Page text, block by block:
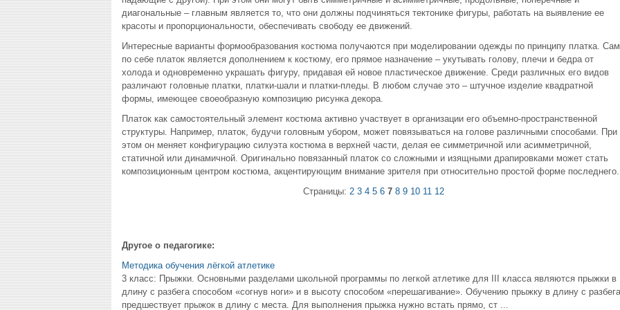
диагональные – главным является то, что они должны подчиняться тектонике фигуры, работать на выявление ее
красоты и пропорциональности, обеспечивать свободу ее движений.
Интересные варианты формообразования костюма получаются при моделировании одежды по принципу платка. Сам
по себе платок является дополнением к костюму, его прямое назначение – укутывать голову, плечи и бедра от
холода и одновременно украшать фигуру, придавая ей новое пластическое движение. Среди различных его видов
различают головные платки, платки-шали и платки-пледы. В любом случае это – штучное изделие квадратной
формы, имеющее своеобразную композицию рисунка декора.
Платок как самостоятельный элемент костюма активно участвует в организации его объемно-пространственной
структуры. Например, платок, будучи головным убором, может повязываться на голове различными способами. При
этом он меняет конфигурацию силуэта костюма в верхней части, делая ее симметричной или асимметричной,
статичной или динамичной. Оригинально повязанный платок со сложными и изящными драпировками может стать
композиционным центром костюма, акцентирующим внимание зрителя при относительно простой форме последнего.
Страницы: 2 3 4 5 6 7 8 9 10 11 12
Другое о педагогике:
Методика обучения лёгкой атлетике
3 класс: Прыжки. Основными разделами школьной программы по легкой атлетике для III класса являются прыжки в
длину с разбега способом «согнув ноги» и в высоту способом «перешагивание». Обучению прыжку в длину с разбега
предшествует прыжок в длину с места. Для выполнения прыжка нужно встать прямо, ст ...